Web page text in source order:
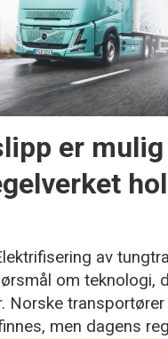
er mulig
av
om teknologi,
Norske transportører
men dagens